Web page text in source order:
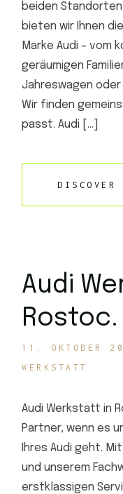
beiden Standorten
bieten wir Ihnen
Marke Audi – vom
geräumigen
Jahreswagen
Wir finden
passt. Audi […]
DISCOVER
Audi
11. OKTOBER
WERKSTATT
Audi Werkstatt in
Partner, wenn es
Ihres Audi geht.
und unserem
erstklassigen